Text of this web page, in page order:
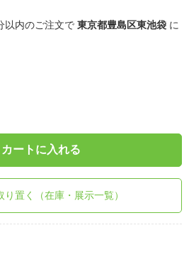
以内のご注文で 東京都豊島区東池袋 に
カートに入れる
り置く（在庫・展示一覧）